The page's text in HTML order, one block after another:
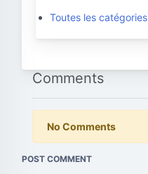
Toutes les catégories
Comments
No Comments
POST COMMENT